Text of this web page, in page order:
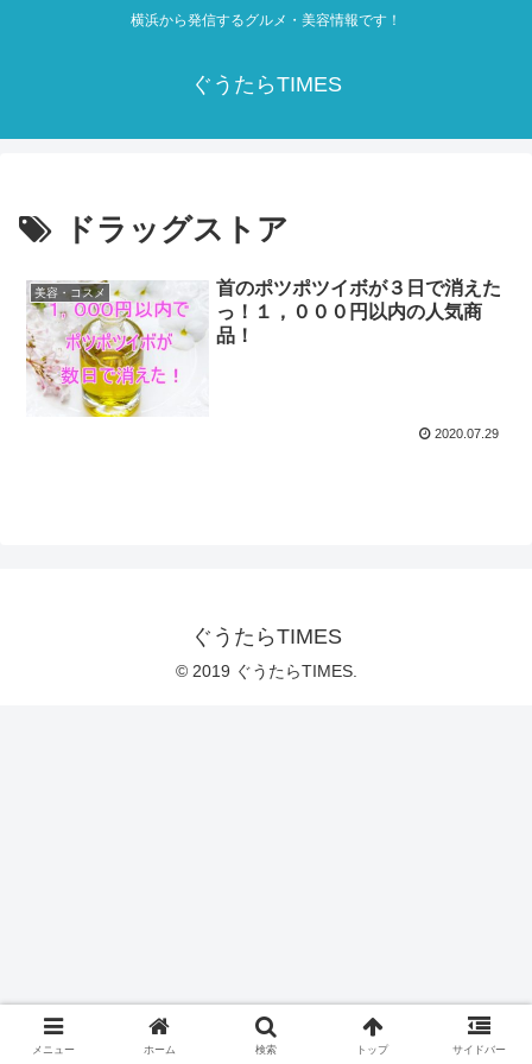
横浜から発信するグルメ・美容情報です！
ぐうたらTIMES
ドラッグストア
美容・コスメ
首のポツポツイボが３日で消えた
っ！１，０００円以内の人気商
品！
2020.07.29
ぐうたらTIMES
© 2019 ぐうたらTIMES.
メニュー ホーム 検索 トップ サイドバー